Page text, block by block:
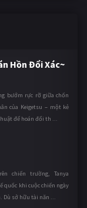
Hồn Đổi Xác~
bướm rực rỡ giữa chốn
của Keigetsu – một kẻ
để hoán đổi th ...
chiến trường, Tanya
quốc khi cuộc chiến ngày
Dù sở hữu tài năn ...